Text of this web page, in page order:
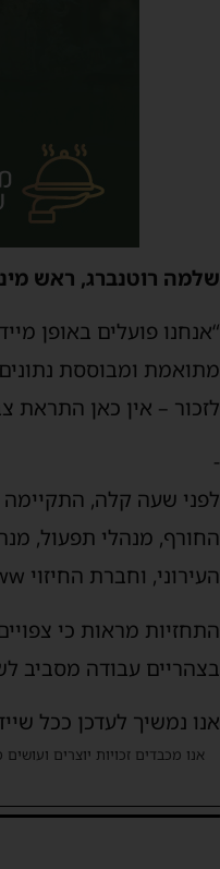
שלמה רוטנברג, ראש
“אנחנו פועלים באופן
מתואמת ומבוססת
לזכור – אין כאן התראת
-
לפני שעה קלה,
החורף, מנהלי תפעול,
העירוני, וחברת החיזוי Tomeroww.
התחזיות מראות כי
בצהריים עבודה מסביב
אנו נמשיך לעדכן ככל
אנו מכבדים זכויות יוצרים